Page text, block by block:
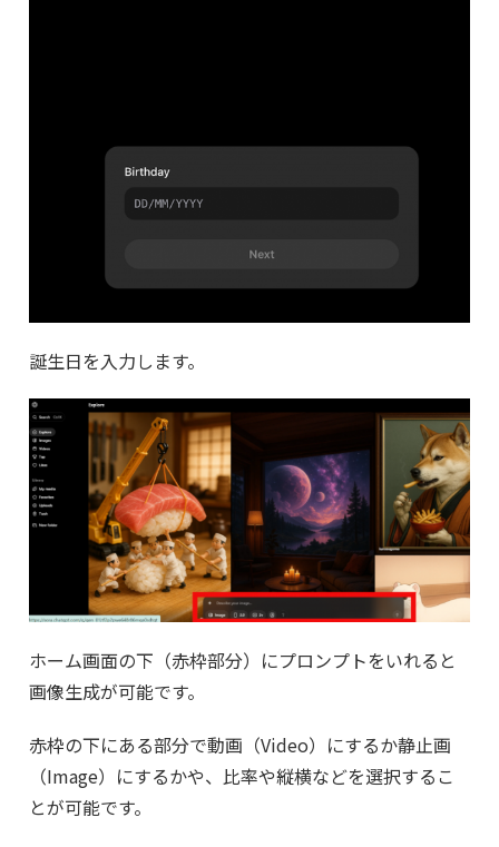
誕生日を入力します。
ホーム画面の下（赤枠部分）にプロンプトをいれると
画像生成が可能です。
赤枠の下にある部分で動画（Video）にするか静止画
（Image）にするかや、比率や縦横などを選択するこ
とが可能です。